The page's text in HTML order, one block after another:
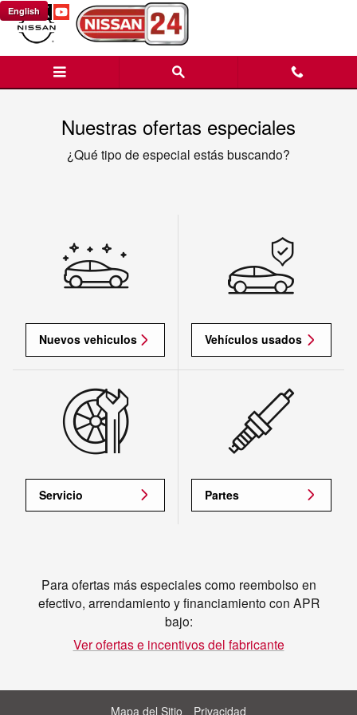
Saltar al contenido principal
English
Nuestras ofertas especiales
¿Qué tipo de especial estás buscando?
Nuevos vehiculos Vehículos usados
Servicio Partes
Para ofertas más especiales como reembolso en
efectivo, arrendamiento y financiamiento con APR
bajo:
Ver ofertas e incentivos del fabricante
Mapa del Sitio Privacidad